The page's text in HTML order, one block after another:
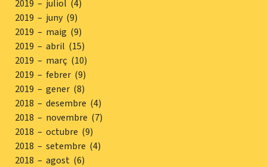
2019 – juliol (4)
2019 – juny (9)
2019 – maig (9)
2019 – abril (15)
2019 – març (10)
2019 – febrer (9)
2019 – gener (8)
2018 – desembre (4)
2018 – novembre (7)
2018 – octubre (9)
2018 – setembre (4)
2018 – agost (6)